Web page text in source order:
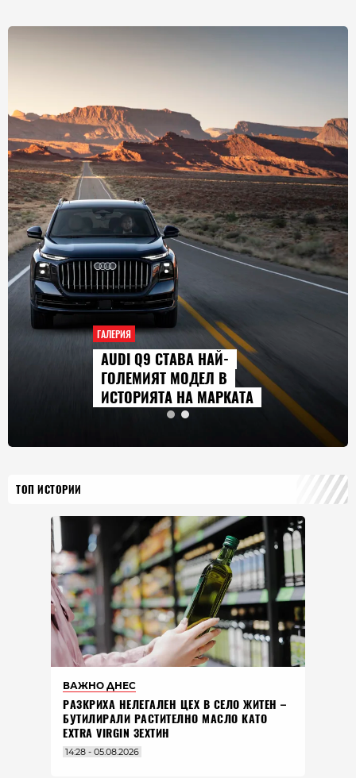
ГАЛЕРИЯ
AUDI Q9 СТАВА НАЙ-
ГОЛЕМИЯТ МОДЕЛ В
ИСТОРИЯТА НА МАРКАТА
ТОП ИСТОРИИ
ВАЖНО ДНЕС
РАЗКРИХА НЕЛЕГАЛЕН ЦЕХ В СЕЛО ЖИТЕН –
БУТИЛИРАЛИ РАСТИТЕЛНО МАСЛО КАТО
EXTRA VIRGIN ЗЕХТИН
14:28 - 05.08.2026